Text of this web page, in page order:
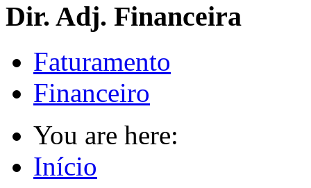
Dir. Adj. Financeira
Faturamento
Financeiro
You are here:
Início